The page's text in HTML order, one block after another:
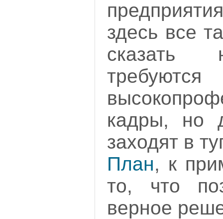
здесь все
сказать
требуются
кадры, но
заходят в
План, к
то, что
верное